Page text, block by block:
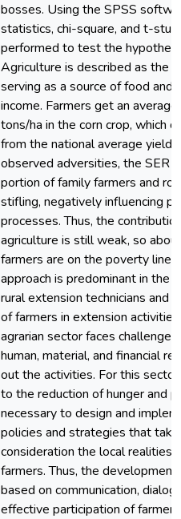
bosses. Using the SPSS
statistics, chi-square, and t-
performed to test the
Agriculture is described as the
serving as a source of food and
income. Farmers get an
tons/ha in the corn crop, which
from the national average yield.
observed adversities, the SER
portion of family farmers and
stifling, negatively influencing
processes. Thus, the
agriculture is still weak, so
farmers are on the poverty line.
approach is predominant in the
rural extension technicians and
of farmers in extension
agrarian sector faces
human, material, and financial
out the activities. For this
to the reduction of hunger and
necessary to design and
policies and strategies that
consideration the local realities
farmers. Thus, the
based on communication,
effective participation of